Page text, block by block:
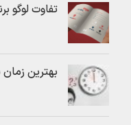
تفاوت لوگو
بهترین زمان